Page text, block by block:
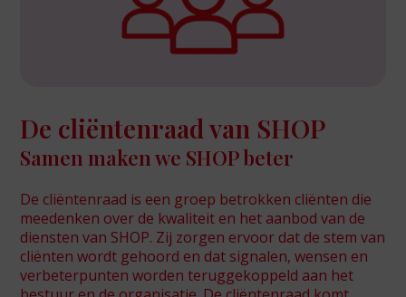
De cliëntenraad van SHOP
Samen maken we SHOP beter
De cliëntenraad is een groep betrokken cliënten die
meedenken over de kwaliteit en het aanbod van de
diensten van SHOP. Zij zorgen ervoor dat de stem van
cliënten wordt gehoord en dat signalen, wensen en
verbeterpunten worden teruggekoppeld aan het